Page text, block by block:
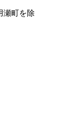
瀬町を除